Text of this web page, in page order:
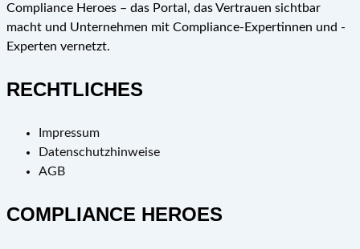
Compliance Heroes – das Portal, das Vertrauen sichtbar
macht und Unternehmen mit Compliance-Expertinnen und -
Experten vernetzt.
RECHTLICHES
Impressum
Datenschutzhinweise
AGB
COMPLIANCE HEROES